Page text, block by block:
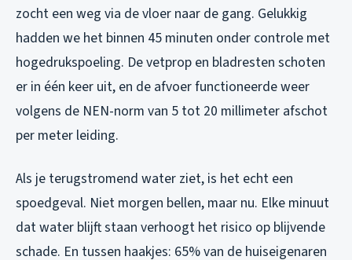
zocht een weg via de vloer naar de gang. Gelukkig
hadden we het binnen 45 minuten onder controle met
hogedrukspoeling. De vetprop en bladresten schoten
er in één keer uit, en de afvoer functioneerde weer
volgens de NEN-norm van 5 tot 20 millimeter afschot
per meter leiding.
Als je terugstromend water ziet, is het echt een
spoedgeval. Niet morgen bellen, maar nu. Elke minuut
dat water blijft staan verhoogt het risico op blijvende
schade. En tussen haakjes: 65% van de huiseigenaren